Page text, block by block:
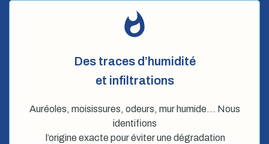
Des traces d’humidité
et infiltrations
Auréoles, moisissures, odeurs, mur humide… Nous
identifions
l’origine exacte pour éviter une dégradation